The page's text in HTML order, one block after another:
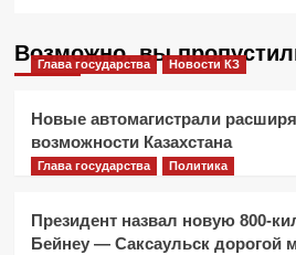
Возможно, вы
Глава государства Новости КЗ
Новые автомагистрали
возможности Казахстана
Глава государства Политика
Президент назвал новую 800-
Бейнеу — Саксаульск дорогой